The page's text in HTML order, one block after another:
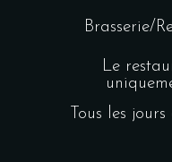
Brasserie/
Le
Tous les